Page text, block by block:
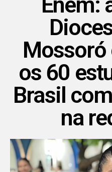
Mossoró
os 60
Brasil
na